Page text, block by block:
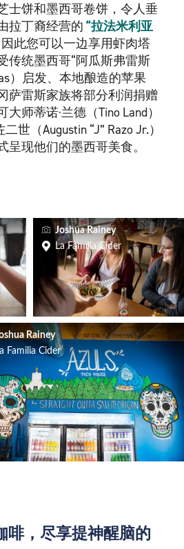
士饼和墨西哥卷饼，令人垂
拉丁裔经营的 “拉法米利亚
此您可以一边享用虾肉塔
传统墨西哥“阿瓜斯弗雷斯
）启发、本地酿造的苹果
萨雷斯家族将部分利润捐赠
师蒂诺·兰德（Tino Land）
世（Augustin “J” Razo Jr.）
现他们的墨西哥美食。
Joshua Rainey
La Familia Cider
Rainey
Familia Cider
啡，尽享提神醒脑的